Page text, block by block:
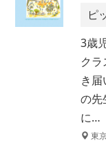
ピ
3歳
ク
き
の先
に…
東